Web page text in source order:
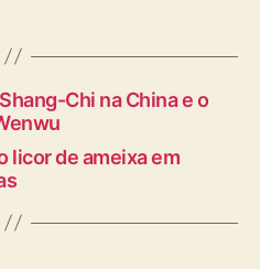
Chi na China e o
licor de ameixa em